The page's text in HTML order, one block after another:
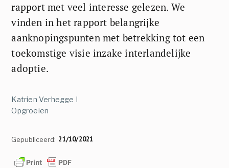
rapport met veel interesse gelezen. We
vinden in het rapport belangrijke
aanknopingspunten met betrekking tot een
toekomstige visie inzake interlandelijke
adoptie.
Katrien Verhegge I
Opgroeien
Gepubliceerd: 21/10/2021